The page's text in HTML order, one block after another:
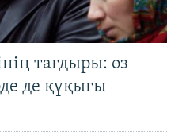
тағдыры: өз
де құқығы